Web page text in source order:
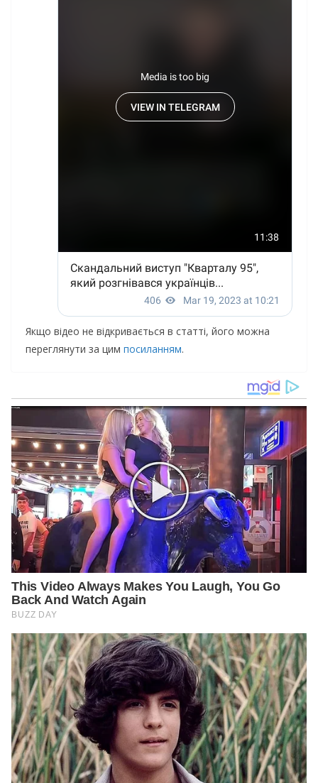
Якщо відео не відкривається в статті, його можна
переглянути за цим посиланням.